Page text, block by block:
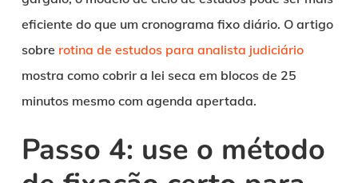
eficiente do que um cronograma fixo diário. O artigo
sobre rotina de estudos para analista judiciário
mostra como cobrir a lei seca em blocos de 25
minutos mesmo com agenda apertada.
Passo 4: use o método